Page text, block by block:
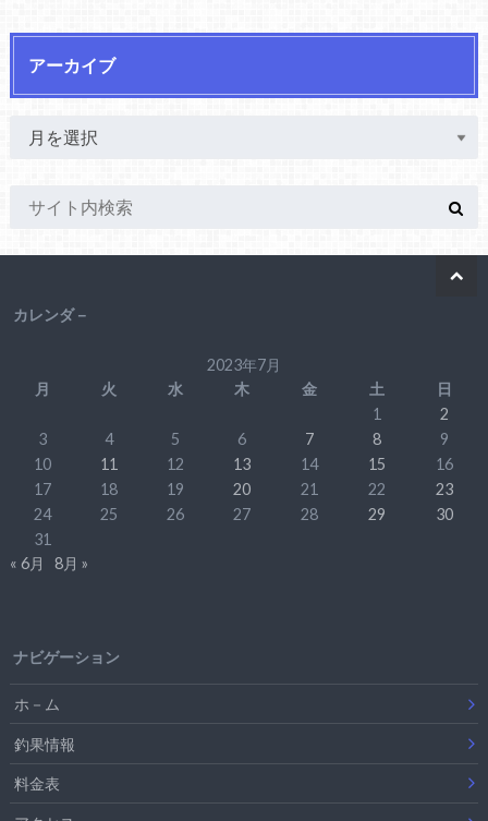
アーカイブ
カレンダ－
2023年7月
月
火 水 木 金 土
日
1
2
3
4 5 6 7 8
9
10
11 12 13 14 15
16
17
18 19 20 21 22
23
24
25 26 27 28 29
30
31
« 6月
8月 »
ナビゲーション
ホ－ム
釣果情報
料金表